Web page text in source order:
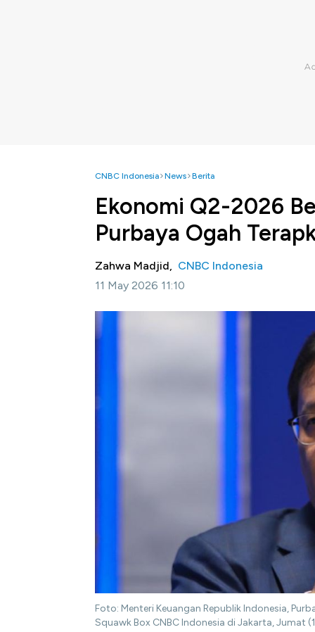
CNBC Indonesia News Berita
Ekonomi Q2-2026
Purbaya Ogah
Zahwa Madjid, CNBC Indonesia
11 May 2026 11:10
Foto: Menteri Keuangan Republik Indonesia,
Squawk Box CNBC Indonesia di Jakarta, Jumat